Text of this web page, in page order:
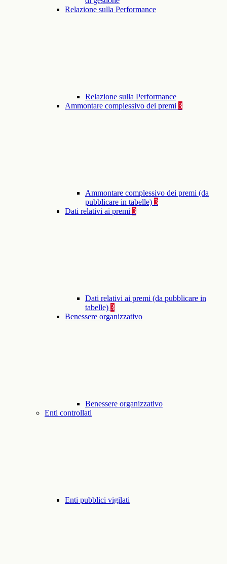
Relazione sulla Performance
Relazione sulla Performance
Ammontare complessivo dei premi 3
Ammontare complessivo dei premi (da
pubblicare in tabelle) 3
Dati relativi ai premi 3
Dati relativi ai premi (da pubblicare in
tabelle) 3
Benessere organizzativo
Benessere organizzativo
Enti controllati
Enti pubblici vigilati